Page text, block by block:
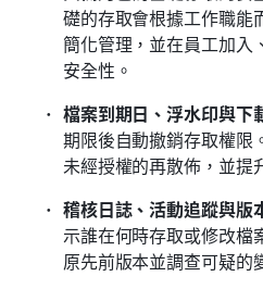
礎的存取會根據工作職能
簡化管理，並在員工加入
安全性。
檔案到期日、浮水印與下
期限後自動撤銷存取權限
未經授權的再散佈，並提
稽核日誌、活動追蹤與版
示誰在何時存取或修改檔
原先前版本並調查可疑的